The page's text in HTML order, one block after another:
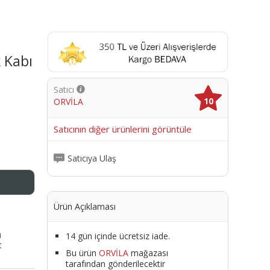
Satıcı
ORVİLA
10
Satıcının diğer ürünlerini görüntüle
Satıcıya Ulaş
Ürün Açıklaması
14 gün içinde ücretsiz iade.
Bu ürün ORVİLAmağazası
tarafından gönderilecektir